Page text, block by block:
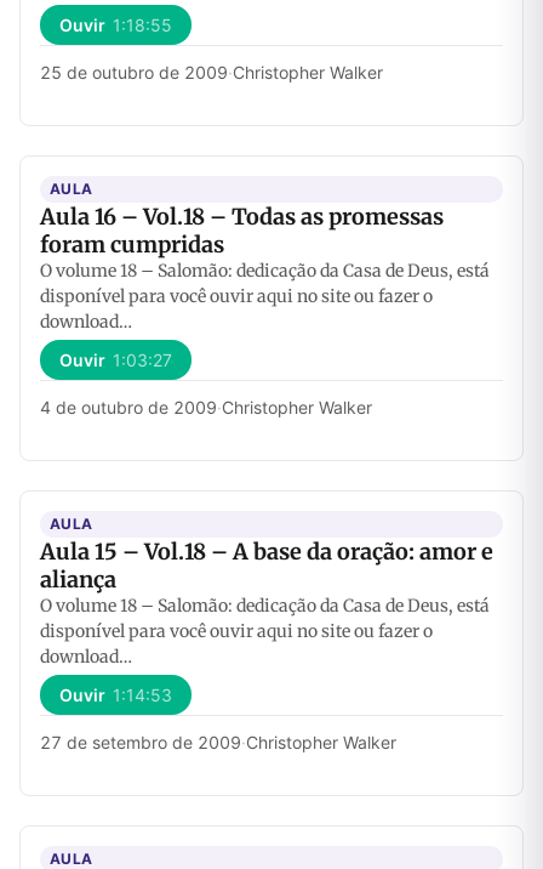
Ouvir 1:18:55
25 de outubro de 2009·Christopher Walker
AULA
Aula 16 – Vol.18 – Todas as promessas
foram cumpridas
O volume 18 – Salomão: dedicação da Casa de Deus, está
disponível para você ouvir aqui no site ou fazer o
download…
Ouvir 1:03:27
4 de outubro de 2009·Christopher Walker
AULA
Aula 15 – Vol.18 – A base da oração: amor e
aliança
O volume 18 – Salomão: dedicação da Casa de Deus, está
disponível para você ouvir aqui no site ou fazer o
download…
Ouvir 1:14:53
27 de setembro de 2009·Christopher Walker
AULA